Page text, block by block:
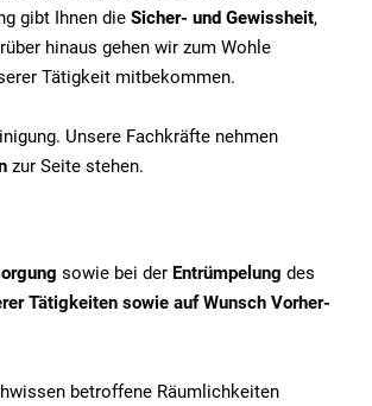
gibt Ihnen die Sicher- und Gewissheit,
hinaus gehen wir zum Wohle
Tätigkeit mitbekommen.
Unsere Fachkräfte nehmen
zur Seite stehen.
sowie bei der Entrümpelung des
Tätigkeiten sowie auf Wunsch Vorher-
betroffene Räumlichkeiten